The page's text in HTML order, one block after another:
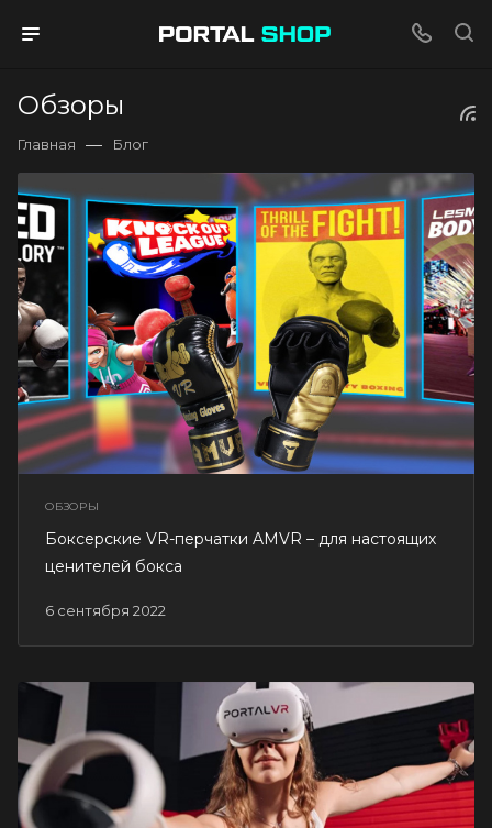
Обзоры
Главная — Блог
ОБЗОРЫ
6 сентября 2022
Боксерские VR-перчатки AMVR – для настоящих
ценителей бокса